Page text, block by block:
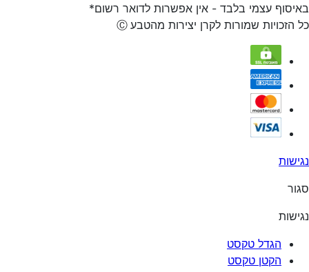
באיסוף עצמי בלבד - אין אפשרות לדואר רשום*
כל הזכויות שמורות לקרן יצירות מהטבע Ⓒ
נגישות
סגור
נגישות
הגדל טקסט
הקטן טקסט